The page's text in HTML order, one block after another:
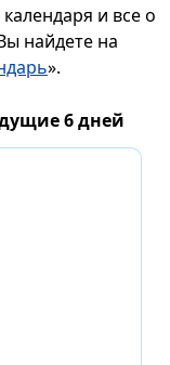
и все о
найдете на
».
6 дней